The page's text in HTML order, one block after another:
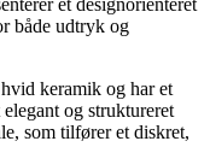
både udtryk og
keramik og har et
og struktureret
som tilfører et diskret,